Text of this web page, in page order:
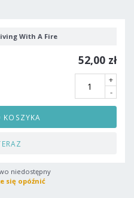
With A Fire
52,00 zł
+
-
niedostępny
się opóźnić